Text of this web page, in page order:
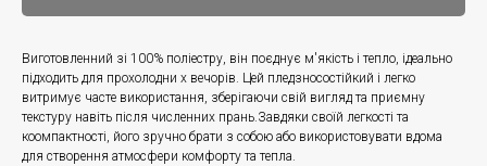
Виготовленний зі 100% поліестру, він поєднує м'якість і тепло, ідеально
підходить для прохолодни х вечорів. Цей пледзносостійкий і легко
витримує часте використання, зберігаючи свій вигляд та приємну
текстуру навіть після численних прань.Завдяки своїй легкості та
коомпактності, його зручно брати з собою або використовувати вдома
для створення атмосфери комфорту та тепла.